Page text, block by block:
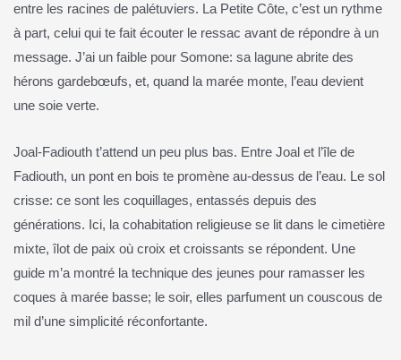
entre les racines de palétuviers. La Petite Côte, c’est un rythme
à part, celui qui te fait écouter le ressac avant de répondre à un
message. J’ai un faible pour Somone: sa lagune abrite des
hérons gardebœufs, et, quand la marée monte, l’eau devient
une soie verte.
Joal‑Fadiouth t’attend un peu plus bas. Entre Joal et l’île de
Fadiouth, un pont en bois te promène au‑dessus de l’eau. Le sol
crisse: ce sont les coquillages, entassés depuis des
générations. Ici, la cohabitation religieuse se lit dans le cimetière
mixte, îlot de paix où croix et croissants se répondent. Une
guide m’a montré la technique des jeunes pour ramasser les
coques à marée basse; le soir, elles parfument un couscous de
mil d’une simplicité réconfortante.